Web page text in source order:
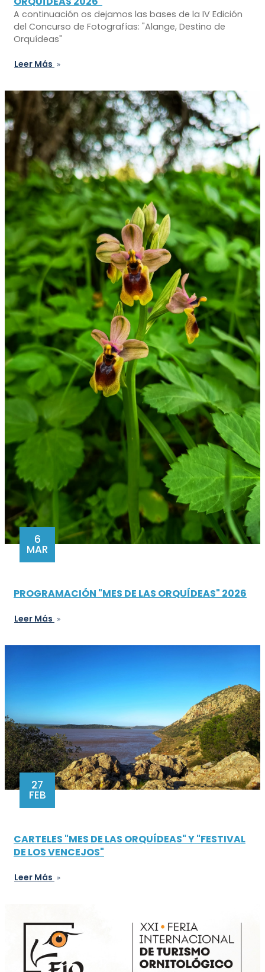
A continuación os dejamos las bases de la IV Edición
del Concurso de Fotografías: "Alange, Destino de
Orquídeas"
Leer Más
6
MAR
PROGRAMACIÓN "MES DE LAS ORQUÍDEAS" 2026
Leer Más
27
FEB
CARTELES "MES DE LAS ORQUÍDEAS" Y "FESTIVAL
DE LOS VENCEJOS"
Leer Más